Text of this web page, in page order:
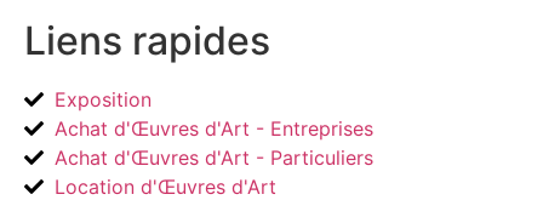
Liens rapides
Exposition
Achat d'Œuvres d'Art - Entreprises
Achat d'Œuvres d'Art - Particuliers
Location d'Œuvres d'Art